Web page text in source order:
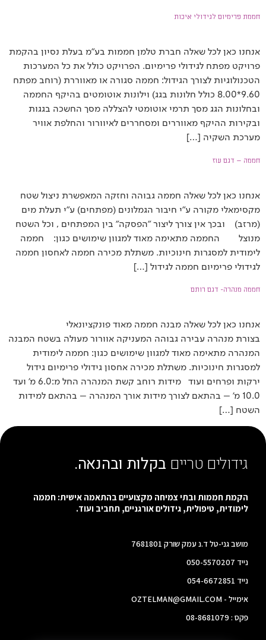
חממת פרימיום לגידולי איכות
אנחנו כאן לכל שאלה חברת טלמן חממות בע"מ בעלת נסיון בהקמת
פרויקט מפתח לגידולי פרימיום. הפרויקט כולל את כל המערכות
הטכנולוגיות לצורך הגידול: חממה סגורה או מאווררת (רוחב מפתח
9.60*8.00 כולל חלונות בגג) וילונות אוטומטים בהיקף החממה
ובחלונות הגג מסך תרמי אוטומטי להצללה מסך החשכה בגגות
ובקירות ההיקף מאווררים ומסחררים לאיוורור והחלפת אוויר
מערכת השקיה […]
חממה – דגם עוז
אנחנו כאן לכל שאלה חממה גבוהה וחזקה המאפשרת ניצול שטח
מקסימאלי מקורה ע"י חיבור הגמלונים (מפתחים) ע"י תעלת מים
(מרזב) ובכך אין צורך ליצור "הפסקה" בין המפתחים , וכל השטח
מנוצל החממה מתאימה מאוד למגוון שימושים כגון: חממה
לימודית למסגרות חינוכיות. משתלת מכירה חממה לאחסון חממה
לגידולי פרימיום חממה לגידול […]
חממה מנהרה- דגם רותם
אנחנו כאן לכל שאלה מבנה חממה מאוד פונקציונאלי
בצורת מנהרה עבירה גבוהה המעניקה אוורור מעולה בשטח המבנה
המנהרה מתאימה מאוד למגוון שימושים כגון: חממה לימודית
למסגרות חינוכיות. משתלת מכירה אחסון גידולי פרימיום גידול
ירקות ופרחים ועוד מידות רוחב קשת המנהרה החל מ:6.0 מ' ועד
10.0 מ' – בהתאם לצורך מידות אורך המנהרה – בהתאם למידות
השטח […]
גידולים טריים בקלות ובהנאה.
הקמת חממות ובתי צמיחה מקצועיים בהתאמה אישית: חממה
לימודית, טיפולית, גידולים אורגניים, תחביב ועוד.
מושב גני-טל ד.נ עמק שורק 7681801
נייד 050-5570207
נייד 054-6672851
אימייל - OZTELMAN@GMAIL.COM
פקס : 08-8681079